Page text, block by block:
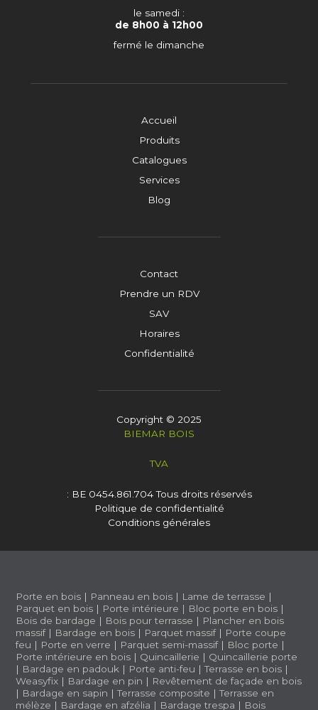
Accueil
Produits
Catalogues
Services
Blog
Contact
Prendre un RDV
SAV
Horaires
Confidentialité
le samedi :
de 8h00 à 12h00
fermé le dimanche
Copyright © 2025
BIEMAR BOIS
TVA
: BE 0454.861.704Tous droits réservés
Politique de confidentialité
Conditions générales
Porte en bois | Panneau en bois | Lame de terrasse |
Parquet en bois | Porte intérieure | Bloc porte en bois |
Bois de bardage | Bois pour terrasse | Plancher en bois
massif| Bardage en bois | Parquet massif| Porte coupe
feu | Porte en verre | Parquet semi-massif| Bloc porte |
Porte intérieure en bois | Quincaillerie | Quincaillerie porte
| Bardage en padouk | Porte anti-feu |Terrasse en bois |
Weasyfix | Bardage en pin | Revêtement de façade en bois
| Bardage en sapin |Terrasse composite |Terrasse en
mélèze | Bardage en afzélia | Bardage trespa | Bois